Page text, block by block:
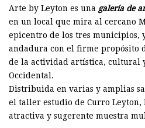
Arte by Leyton es una galería de
en un local que mira al cercano
epicentro de los tres municipios,
andadura con el firme propósito
de la actividad artística, cultural
Occidental.
Distribuida en varias y amplias
el taller estudio de Curro
atractiva y sugerente muestra